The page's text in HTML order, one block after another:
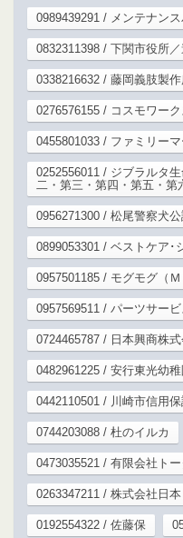
0989439291 / メンテナン
0832311398 / 下関市役所
0338216632 / 藤岡義肢製
0276576155 / コスモワーク
0455801033 / ファミリー
0252556011 / ジブラルタ
二・第三・第四・第五・第
0956271300 / 松尾警察犬
0899053301 / ベストケア･
0957501185 / モグモグ（
0957569511 / パーツサー
0724465787 / 日本興商株式
0482961225 / 安行東光幼稚
0442110501 / 川崎市信用
0744203088 / 杜のイルカ
0473035521 / 有限会社ト
0263347211 / 株式会社日
0192554322 / 佐藤保